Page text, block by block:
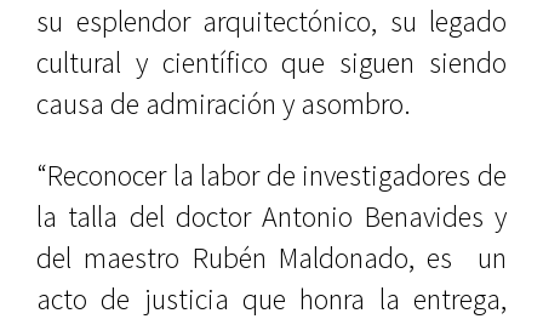
su esplendor arquitectónico, su legado
cultural y científico que siguen siendo
causa de admiración y asombro.
“Reconocer la labor de investigadores de
la talla del doctor Antonio Benavides y
del maestro Rubén Maldonado, es
un
acto de justicia que honra la entrega,